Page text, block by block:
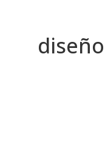
diseño